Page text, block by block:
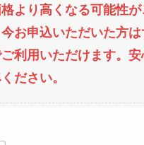
より高くなる可能性
お申込いただいた方
利用いただけます。
ださい。